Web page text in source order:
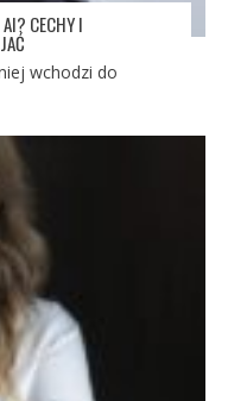
AI? CECHY I
wchodzi do